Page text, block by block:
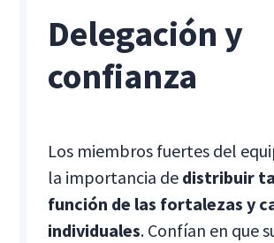
Delegación y
confianza
Los miembros fuertes del
la importancia de distribuir
función de las fortalezas y
individuales. Confían en que